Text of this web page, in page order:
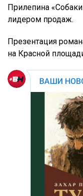
Прилепина
лидером продаж.
Презентация
на Красной